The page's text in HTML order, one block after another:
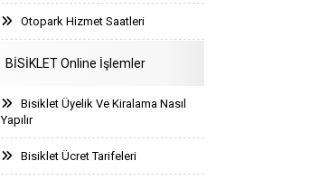
Otopark Hizmet Saatleri
BİSİKLET Online İşlemler
Bisiklet Üyelik Ve Kiralama Nasıl
Yapılır
Bisiklet Ücret Tarifeleri